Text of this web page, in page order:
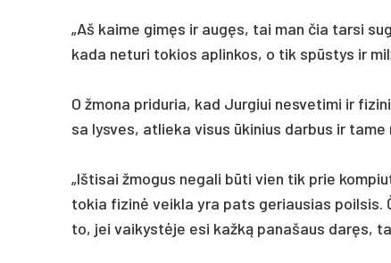
„Aš kai­me gimęs ir augęs, tai man čia tar­si
ka­da ne­tu­ri to­kios ap­lin­kos, o tik spūstys ir
O žmo­na pri­du­ria, kad Jur­giui ne­sve­ti­mi ir
sa lys­ves, at­lie­ka vi­sus ūki­nius dar­bus ir
„Iš­ti­sai žmo­gus ne­ga­li būti vien tik prie
to­kia fi­zinė veik­la yra pa­ts ge­riau­sias poil­sis.
to, jei vai­kystė­je esi kažką pa­na­šaus daręs,